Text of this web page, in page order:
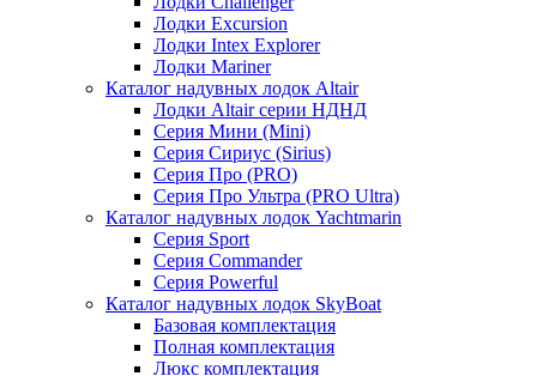
Лодки Excursion
Лодки Intex Explorer
Лодки Mariner
Каталог надувных лодок Altair
Лодки Altair серии НДНД
Серия Мини (Mini)
Серия Сириус (Sirius)
Серия Про (PRO)
Серия Про Ультра (PRO Ultra)
Каталог надувных лодок Yachtmarin
Серия Sport
Серия Commander
Серия Powerful
Каталог надувных лодок SkyBoat
Базовая комплектация
Полная комплектация
Люкс комплектация